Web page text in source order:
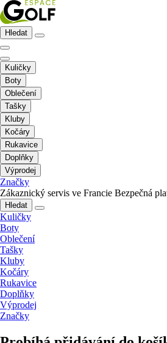
Hledat
Kuličky
Boty
Oblečení
Tašky
Kluby
Kočáry
Rukavice
Doplňky
Výprodej
Značky
Zákaznický servis ve Francie Bezpečná
Hledat
Kuličky
Boty
Oblečení
Tašky
Kluby
Kočáry
Rukavice
Doplňky
Výprodej
Značky